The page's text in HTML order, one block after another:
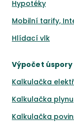
Hypotéky
Mobilní tarify,
Hlídací vlk
Výpočet úspory
Kalkulačka
Kalkulačka plynu
Kalkulačka